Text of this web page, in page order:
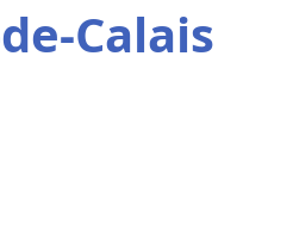
Calais